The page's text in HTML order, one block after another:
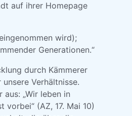
auf ihrer Homepage
wird);
Generationen.“
durch Kämmerer
Verhältnisse.
„Wir leben in
(AZ, 17. Mai 10)